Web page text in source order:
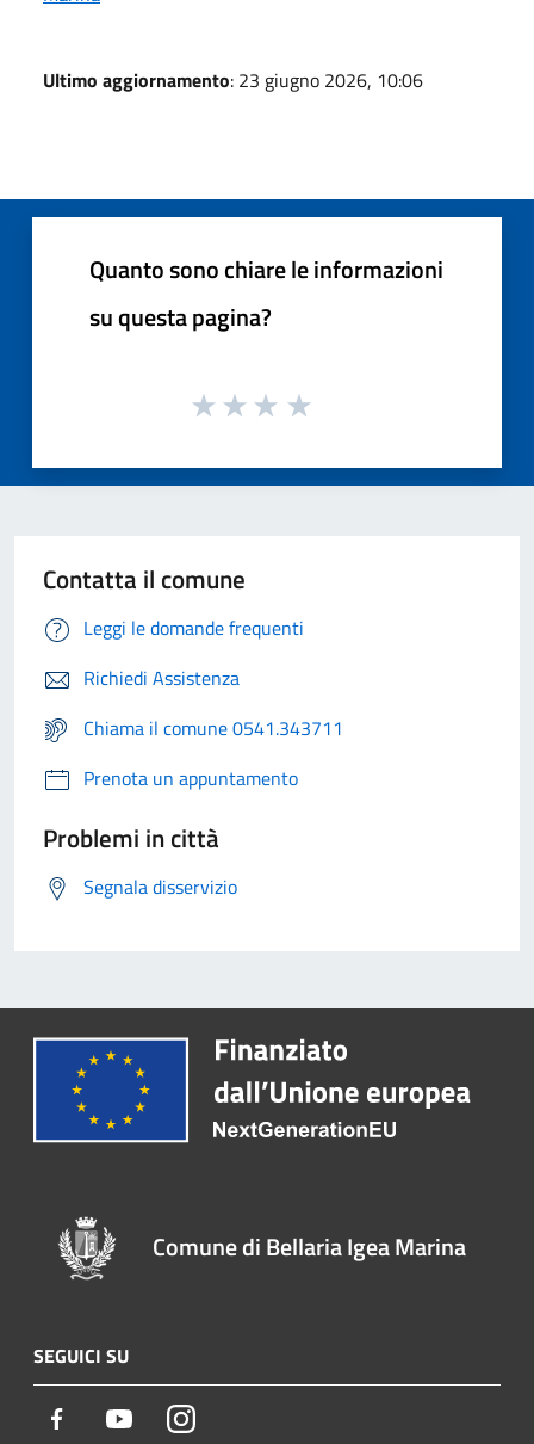
Ultimo aggiornamento: 23 giugno 2026, 10:06
Quanto sono chiare le informazioni
su questa pagina?
Contatta il comune
Leggi le domande frequenti
Richiedi Assistenza
Chiama il comune 0541.343711
Prenota un appuntamento
Problemi in città
Segnala disservizio
Comune di Bellaria Igea Marina
SEGUICI SU
Facebook YoutubeInstagram